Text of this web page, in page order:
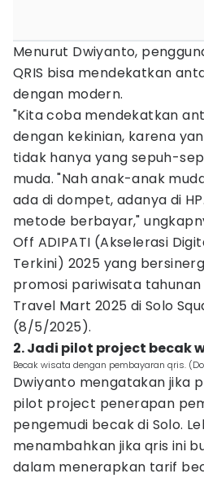
Menurut Dwiyanto,
QRIS bisa mendekatkan
dengan modern.
"Kita coba mendekatkan
dengan kekinian, karena
tidak hanya yang sepuh-
muda. "Nah anak-anak
ada di dompet, adanya di
metode berbayar,"
Off ADIPATI (Akselerasi
Terkini) 2025 yang
promosi pariwisata tahunan
Travel Mart 2025 di Solo
(8/5/2025).
2. Jadi pilot project becak
Becak wisata dengan pembayaran qris.
Dwiyanto mengatakan jika
pilot project penerapan
pengemudi becak di Solo.
menambahkan jika qris ini
dalam menerapkan tarif